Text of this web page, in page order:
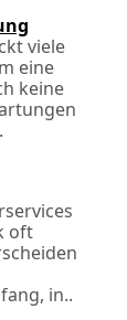
viele
eine
keine
oft
in..